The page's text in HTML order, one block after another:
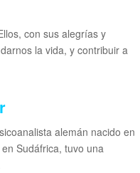
con sus alegrías y
la vida, y contribuir a
alemán nacido en
Sudáfrica, tuvo una